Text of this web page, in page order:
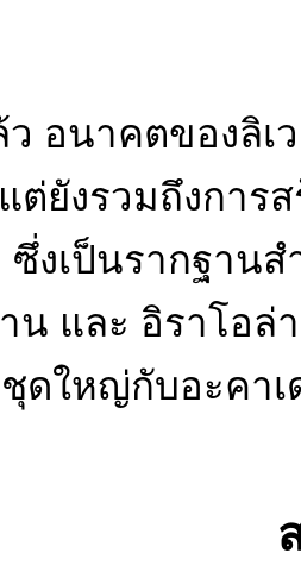
อนาคตของลิเ
แต่ยังรวมถึงกา
ซึ่งเป็นรากฐาน
น และ อิราโอ
ดใหญ่กับอะคา